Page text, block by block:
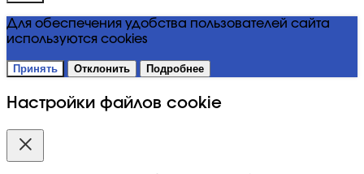
Для обеспечения удобства пользователей сайта
используются cookies
Принять Отклонить Подробнее
Настройки файлов cookie